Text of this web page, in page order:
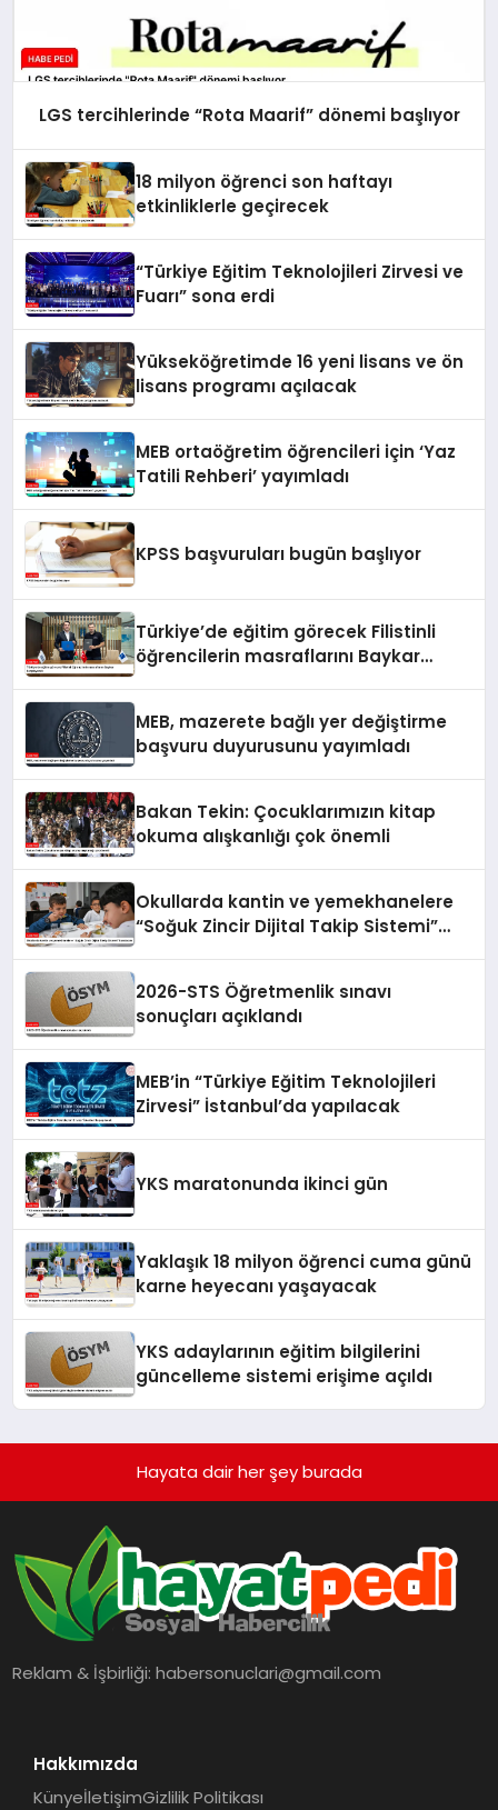
LGS tercihlerinde “Rota Maarif” dönemi başlıyor
18 milyon öğrenci son haftayı
etkinliklerle geçirecek
“Türkiye Eğitim Teknolojileri Zirvesi ve
Fuarı” sona erdi
Yükseköğretimde 16 yeni lisans ve ön
lisans programı açılacak
MEB ortaöğretim öğrencileri için ‘Yaz
Tatili Rehberi’ yayımladı
KPSS başvuruları bugün başlıyor
Türkiye’de eğitim görecek Filistinli
öğrencilerin masraflarını Baykar
MEB, mazerete bağlı yer değiştirme
başvuru duyurusunu yayımladı
Bakan Tekin: Çocuklarımızın kitap
okuma alışkanlığı çok önemli
Okullarda kantin ve yemekhanelere
“Soğuk Zincir Dijital Takip Sistemi”
2026-STS Öğretmenlik sınavı
sonuçları açıklandı
MEB’in “Türkiye Eğitim Teknolojileri
Zirvesi” İstanbul’da yapılacak
YKS maratonunda ikinci gün
Yaklaşık 18 milyon öğrenci cuma günü
karne heyecanı yaşayacak
YKS adaylarının eğitim bilgilerini
güncelleme sistemi erişime açıldı
Hayata dair her şey burada
Reklam & İşbirliği:habersonuclari@gmail.com
Hakkımızda
KünyeİletişimGizlilik Politikası